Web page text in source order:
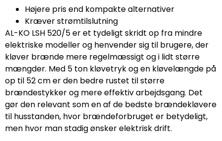
Højere pris end kompakte alternativer
Kræver strømtilslutning
AL-KO LSH 520/5 er et tydeligt skridt op fra mindre
elektriske modeller og henvender sig til brugere, der
kløver brænde mere regelmæssigt og i lidt større
mængder. Med 5 ton kløvetryk og en kløvelængde på
op til 52 cm er den bedre rustet til større
brændestykker og mere effektiv arbejdsgang. Det
gør den relevant som en af de bedste brændekløvere
til husstanden, hvor brændeforbruget er betydeligt,
men hvor man stadig ønsker elektrisk drift.